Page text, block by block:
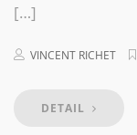
[…]
VINCENT RICHET
DETAIL